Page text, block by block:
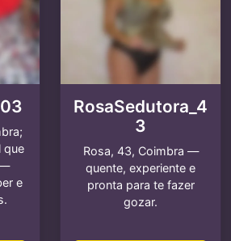
que
e
RosaSedutora_4
3
Rosa, 43, Coimbra —
quente, experiente e
pronta para te fazer
gozar.